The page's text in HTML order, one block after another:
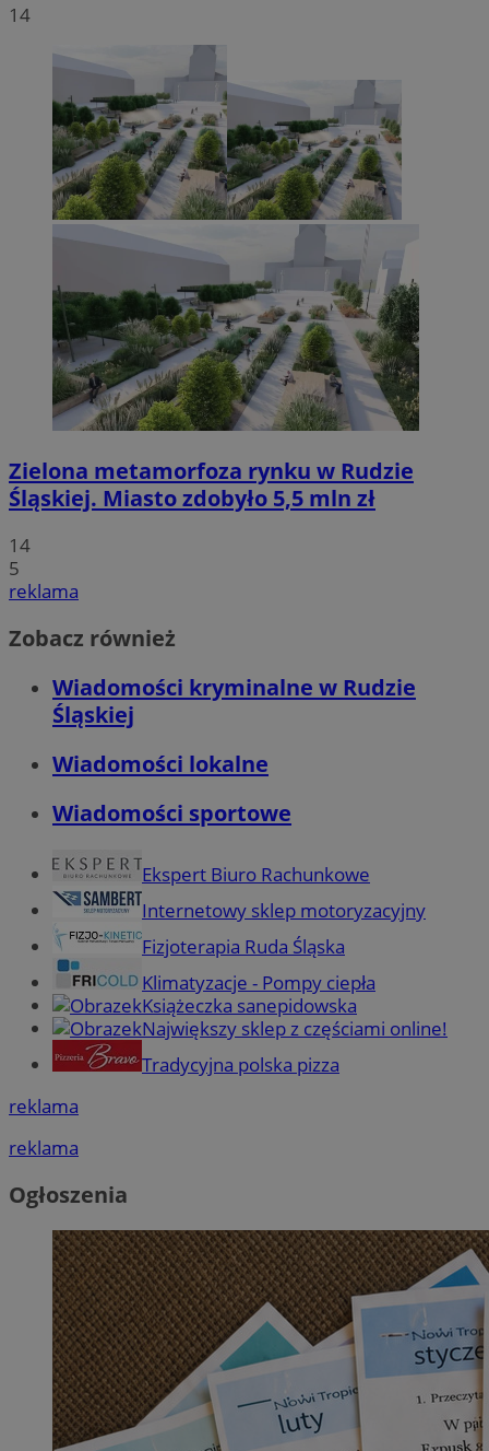
14
Zielona metamorfoza rynku w Rudzie
Śląskiej. Miasto zdobyło 5,5 mln zł
14
5
reklama
Zobacz również
Wiadomości kryminalne w Rudzie
Śląskiej
Wiadomości lokalne
Wiadomości sportowe
Ekspert Biuro Rachunkowe
Internetowy sklep motoryzacyjny
Fizjoterapia Ruda Śląska
Klimatyzacje - Pompy ciepła
Książeczka sanepidowska
Największy sklep z częściami online!
Tradycyjna polska pizza
reklama
reklama
Ogłoszenia